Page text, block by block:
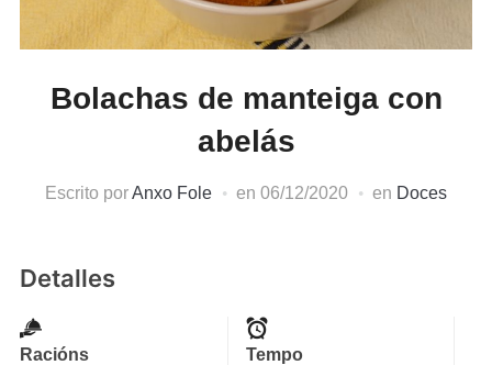
Bolachas de manteiga con
abelás
Escrito porAnxo Fole en 06/12/2020 en Doces
Detalles
Racións
Tempo